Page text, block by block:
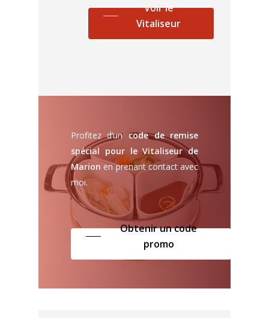
Voir le
Vitaliseur
Profitez d’un code de remise
spécial pour le Vitaliseur de
Marion en prenant contact avec
moi.
Obtenir un code
promo